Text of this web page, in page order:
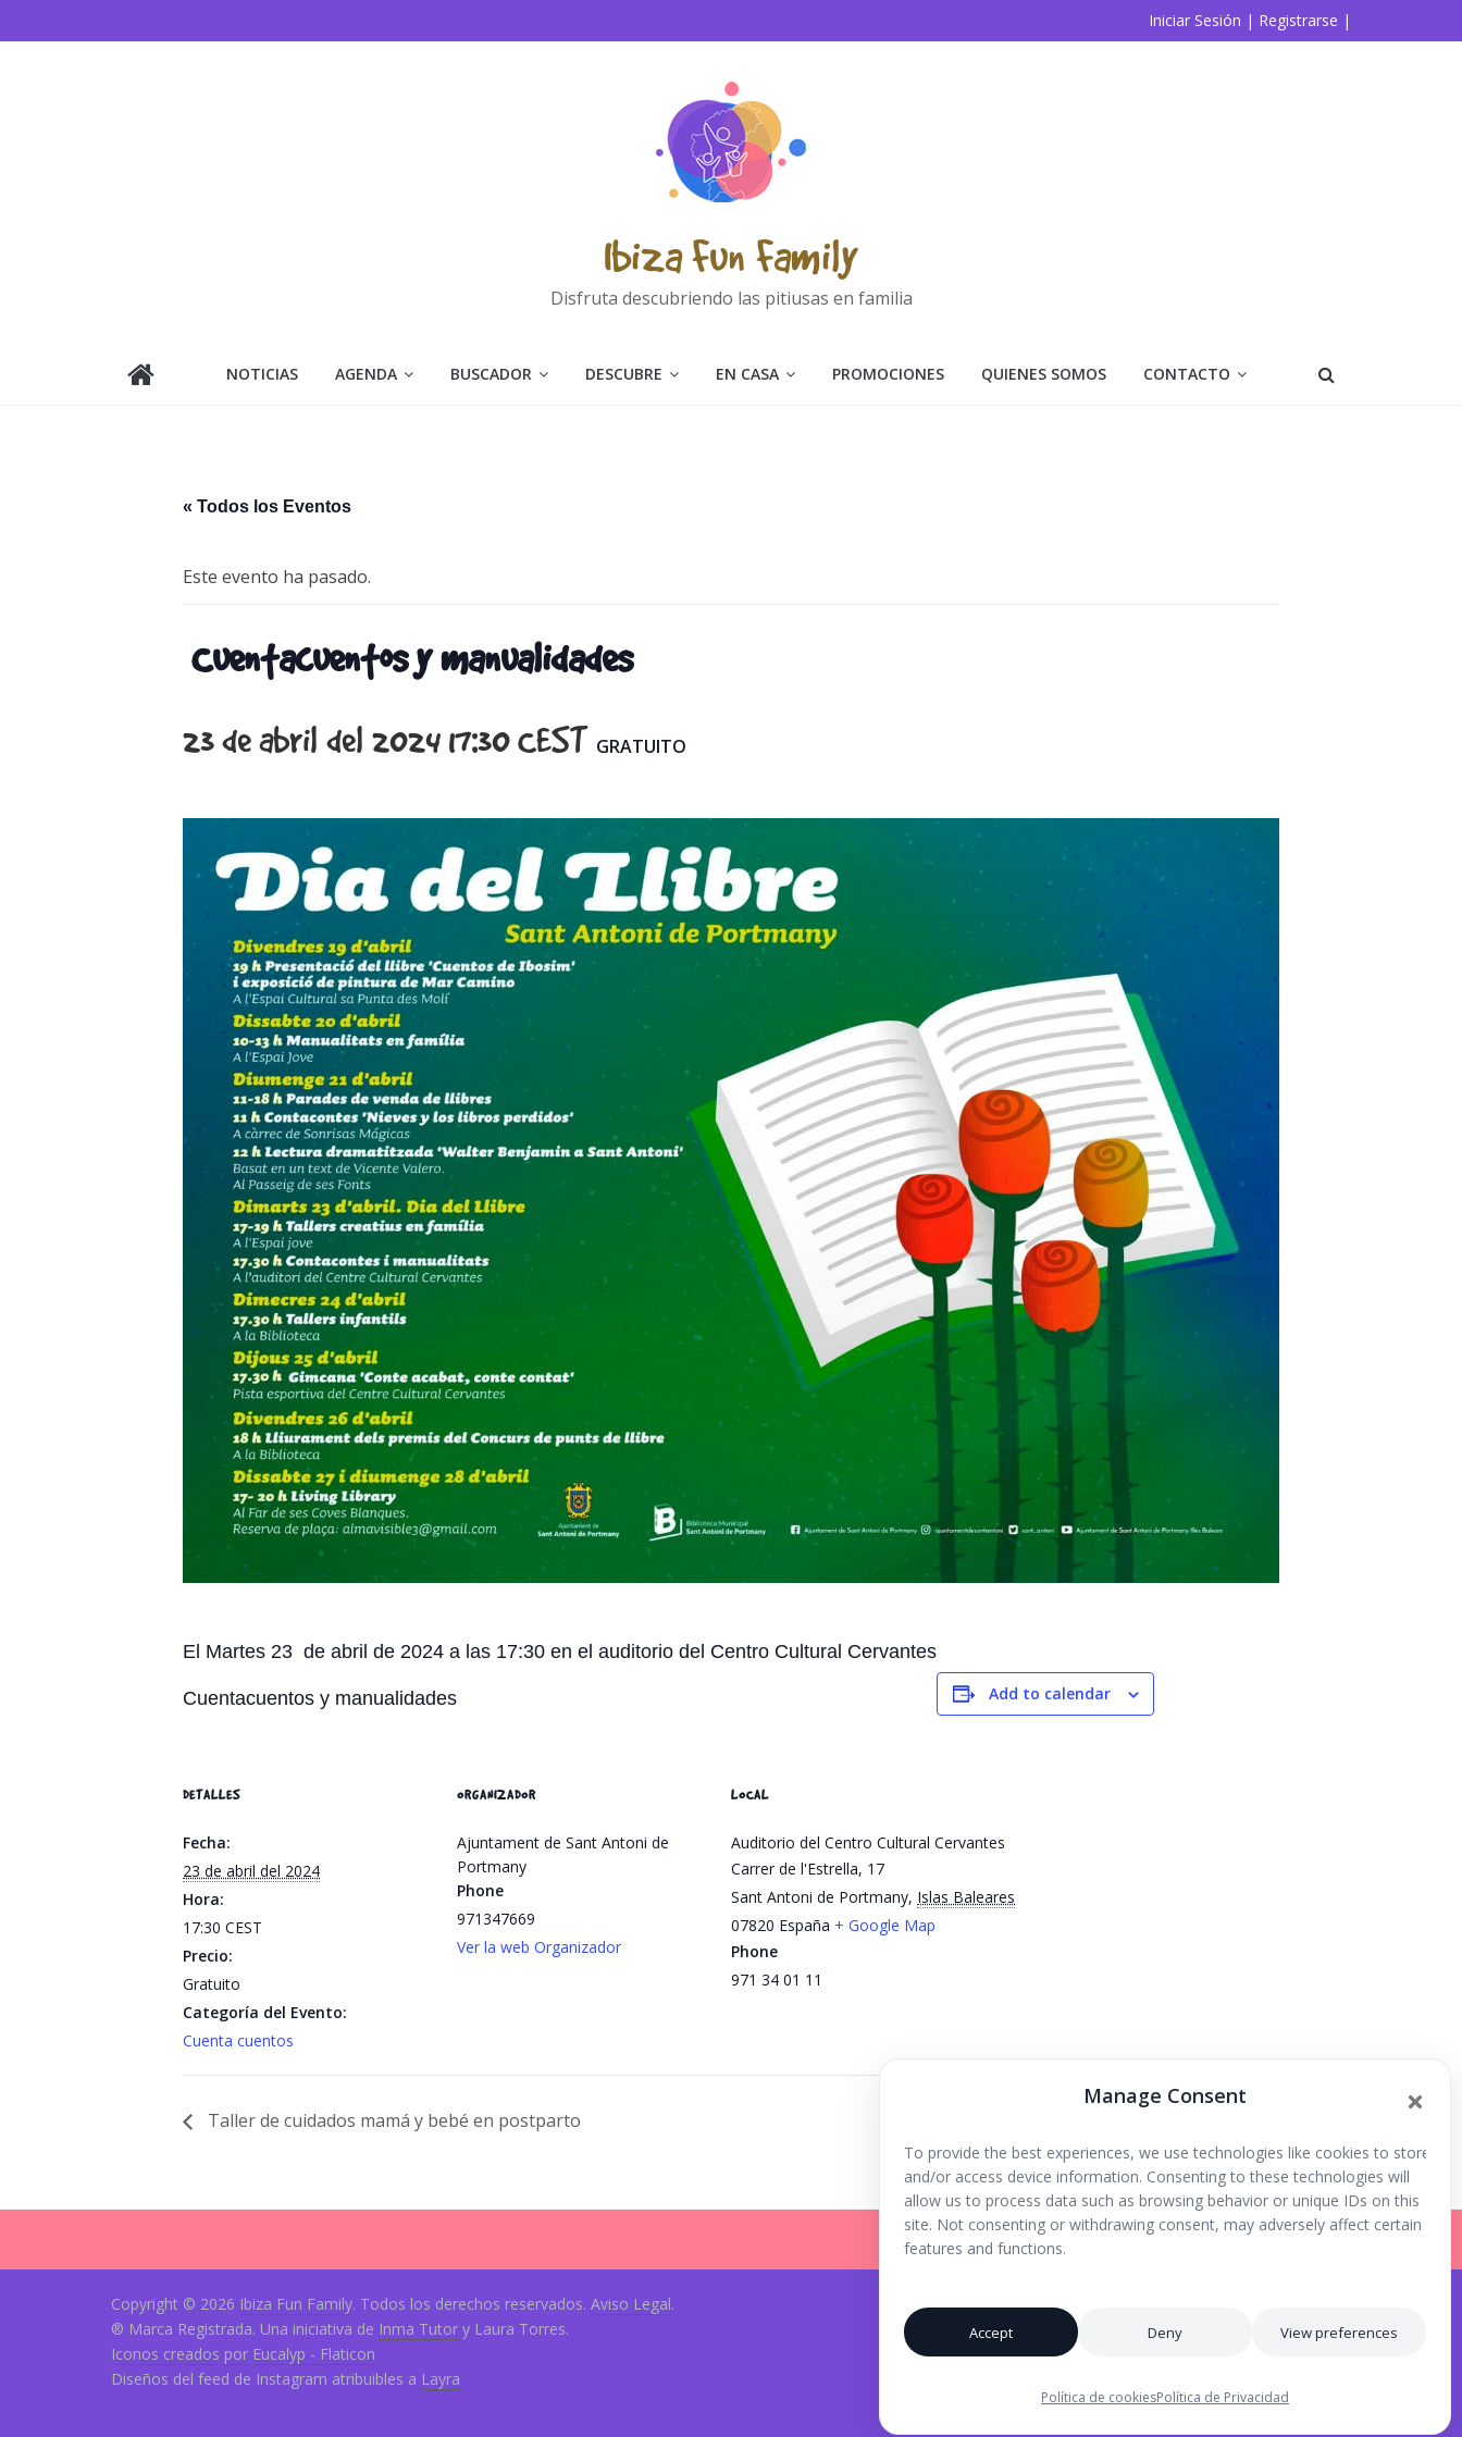
Manage Consent
To provide the best experiences, we use technologies like cookies to store
and/or access device information. Consenting to these technologies will
allow us to process data such as browsing behavior or unique IDs on this
site. Not consenting or withdrawing consent, may adversely affect certain
features and functions.
Accept Deny View preferences
Política de cookiesPolítica de Privacidad
al
Iniciar Sesión | Registrarse |
Ibiza Fun Family
Disfruta descubriendo las pitiusas en familia
NOTICIAS AGENDA BUSCADOR DESCUBRE EN CASA PROMOCIONES QUIENES SOMOS CONTACTO
« Todos los Eventos
Este evento ha pasado.
Cuentacuentos y manualidades
23 de abril del 2024 17:30CEST GRATUITO
El Martes 23 de abril de 2024 a las 17:30 en el auditorio del Centro Cultural Cervantes
Cuentacuentos y manualidades Add to calendar
DETALLES
Fecha:
23 de abril del 2024
Hora:
17:30 CEST
Precio:
Gratuito
Categoría del Evento:
Cuenta cuentos
ORGANIZADOR
Ajuntament de Sant Antoni de
Portmany
Phone
971347669
Ver la web Organizador
LOCAL
Auditorio del Centro Cultural Cervantes
Carrer de l'Estrella, 17
Sant Antoni de Portmany, Islas Baleares
07820 España + Google Map
Phone
971 34 01 11
Taller de cuidados mamá y bebé en postparto
Copyright © 2026 Ibiza Fun Family. Todos los derechos reservados. Aviso Legal.
® Marca Registrada. Una iniciativa de Inma Tutor y Laura Torres.
Iconos creados por Eucalyp - Flaticon
Diseños del feed de Instagram atribuibles a Layra